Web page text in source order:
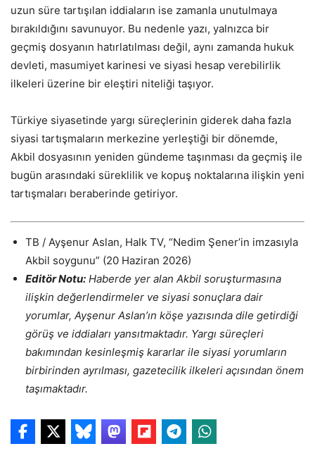
uzun süre tartışılan iddiaların ise zamanla unutulmaya
bırakıldığını savunuyor. Bu nedenle yazı, yalnızca bir
geçmiş dosyanın hatırlatılması değil, aynı zamanda hukuk
devleti, masumiyet karinesi ve siyasi hesap verebilirlik
ilkeleri üzerine bir eleştiri niteliği taşıyor.
Türkiye siyasetinde yargı süreçlerinin giderek daha fazla
siyasi tartışmaların merkezine yerleştiği bir dönemde,
Akbil dosyasının yeniden gündeme taşınması da geçmiş ile
bugün arasındaki süreklilik ve kopuş noktalarına ilişkin yeni
tartışmaları beraberinde getiriyor.
TB / Ayşenur Aslan, Halk TV, “Nedim Şener’in imzasıyla
Akbil soygunu” (20 Haziran 2026)
Editör Notu: Haberde yer alan Akbil soruşturmasına
ilişkin değerlendirmeler ve siyasi sonuçlara dair
yorumlar, Ayşenur Aslan’ın köşe yazısında dile getirdiği
görüş ve iddiaları yansıtmaktadır. Yargı süreçleri
bakımından kesinleşmiş kararlar ile siyasi yorumların
birbirinden ayrılması, gazetecilik ilkeleri açısından önem
taşımaktadır.